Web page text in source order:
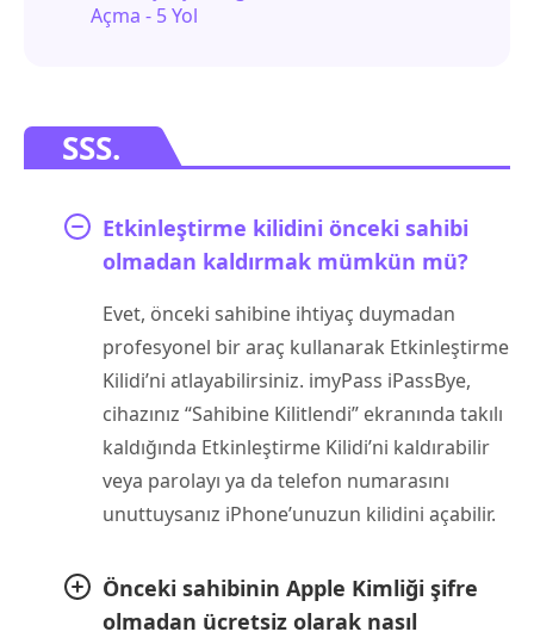
Açma - 5 Yol
SSS.
Etkinleştirme kilidini önceki sahibi
olmadan kaldırmak mümkün mü?
Evet, önceki sahibine ihtiyaç duymadan
profesyonel bir araç kullanarak Etkinleştirme
Kilidi’ni atlayabilirsiniz. imyPass iPassBye,
cihazınız “Sahibine Kilitlendi” ekranında takılı
kaldığında Etkinleştirme Kilidi’ni kaldırabilir
veya parolayı ya da telefon numarasını
unuttuysanız iPhone’unuzun kilidini açabilir.
Önceki sahibinin Apple Kimliği şifre
olmadan ücretsiz olarak nasıl